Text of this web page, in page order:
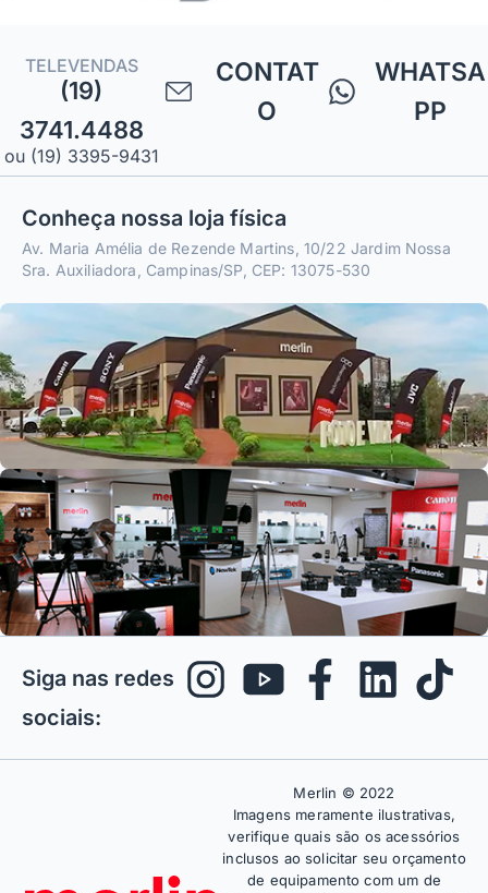
TELEVENDAS
(19)
3741.4488
ou (19) 3395-9431
CONTAT
O
WHATSA
PP
Conheça nossa loja física
Av. Maria Amélia de Rezende Martins, 10/22 Jardim Nossa
Sra. Auxiliadora, Campinas/SP, CEP: 13075-530
Siga nas redes
sociais:
Merlin © 2022
Imagens meramente ilustrativas,
verifique quais são os acessórios
inclusos ao solicitar seu orçamento
de equipamento com um de